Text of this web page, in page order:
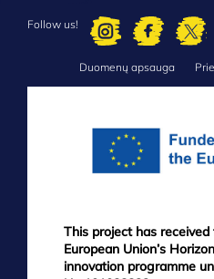
Follow us!
Duomenų apsauga
This project has
European Union’s
innovation programme